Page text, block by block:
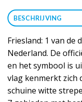
BESCHRIJVING
Friesland: 1 van de
Nederland. De
en het symbool is
vlag kenmerkt zich
schuine witte